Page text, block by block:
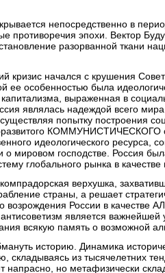
непосредственно в
противоречия эпохи. Вектор
разорванной ткани
кризис начался с крушения
ее особенностью была
капитализма, выраженная в
являлась надеждой всего
попытку построения
КОММУНИСТИЧЕСКОГО
идеологического ресурса,
мировом господстве. Россия
глобального рынка в
верхушка,
страны, а решает
возрождения России в
является
всякую память о возможной
историю. Динамика
складываясь из тысячелетних
напрасно, но метафизически